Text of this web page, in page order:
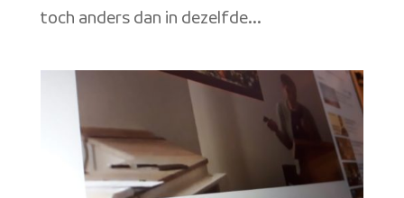
toch anders dan in dezelfde...